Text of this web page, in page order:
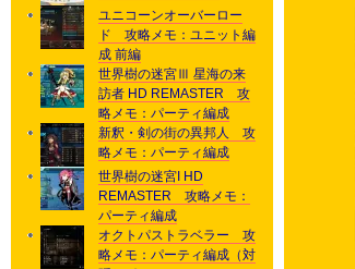
ユニコーンオーバーロー
ド 攻略メモ：ユニット編
成 前編
世界樹の迷宮Ⅲ 星海の来
訪者 HD REMASTER 攻
略メモ：パーティ編成
新釈・剣の街の異邦人 攻
略メモ：パーティ編成
世界樹の迷宮I HD
REMASTER 攻略メモ：
パーティ編成
オクトパストラベラー 攻
略メモ：パーティ編成（対